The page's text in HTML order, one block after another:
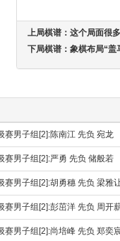
上局棋谱： 这个局面很
下局棋谱： 象棋布局“盖
赛男子组[2]:陈南江 先负 宛龙
赛男子组[2]:严勇 先负 储般若
赛男子组[2]:胡勇穗 先负 梁雅
赛男子组[2]:彭茁洋 先负 周开
赛男子组[2]:尚培峰 先负 郑奕